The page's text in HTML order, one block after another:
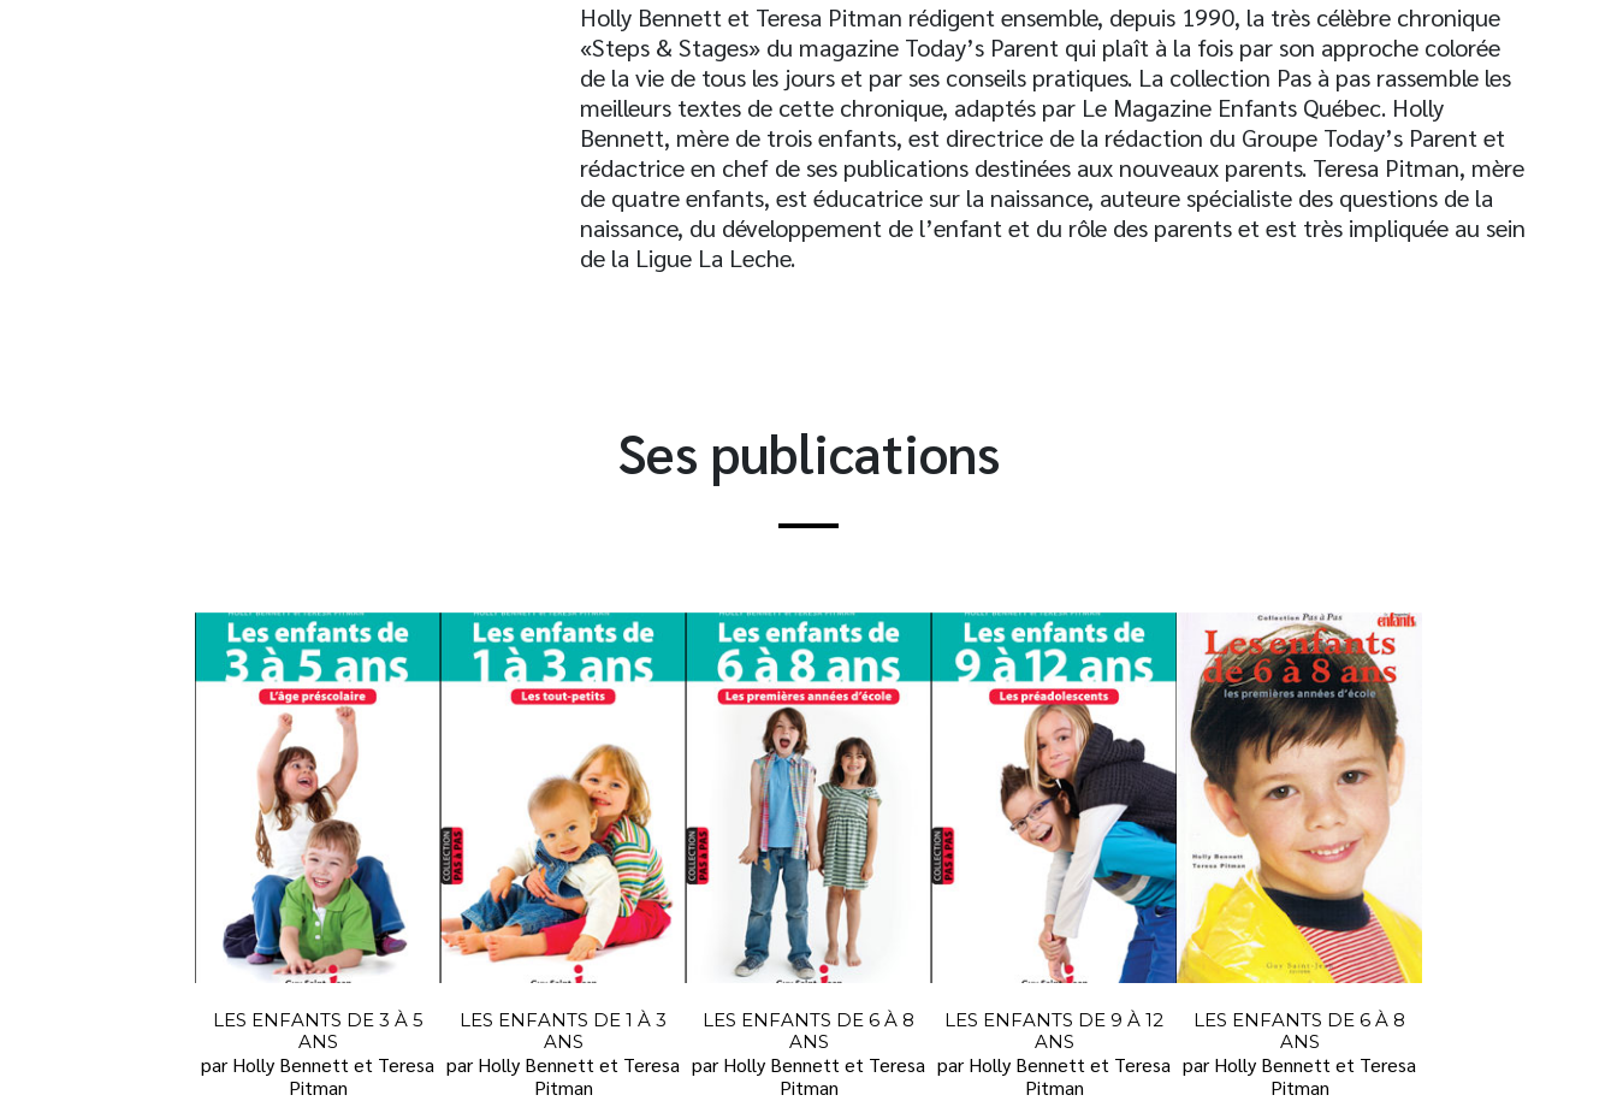
Holly Bennett et Teresa Pitman rédigent ensemble, depuis 1990, la très célèbre chronique
«Steps & Stages» du magazine Today’s Parent qui plaît à la fois par son approche colorée
de la vie de tous les jours et par ses conseils pratiques. La collection Pas à pas rassemble les
meilleurs textes de cette chronique, adaptés par Le Magazine Enfants Québec. Holly
Bennett, mère de trois enfants, est directrice de la rédaction du Groupe Today’s Parent et
rédactrice en chef de ses publications destinées aux nouveaux parents. Teresa Pitman, mère
de quatre enfants, est éducatrice sur la naissance, auteure spécialiste des questions de la
naissance, du développement de l’enfant et du rôle des parents et est très impliquée au sein
de la Ligue La Leche.
Ses publications
LES ENFANTS DE 3 À 5
ANS
par Holly Bennett et Teresa
Pitman
LES ENFANTS DE 1 À 3
ANS
par Holly Bennett et Teresa
Pitman
LES ENFANTS DE 6 À 8
ANS
par Holly Bennett et Teresa
Pitman
LES ENFANTS DE 9 À 12
ANS
par Holly Bennett et Teresa
Pitman
LES ENFANTS DE 6 À 8
ANS
par Holly Bennett et Teresa
Pitman